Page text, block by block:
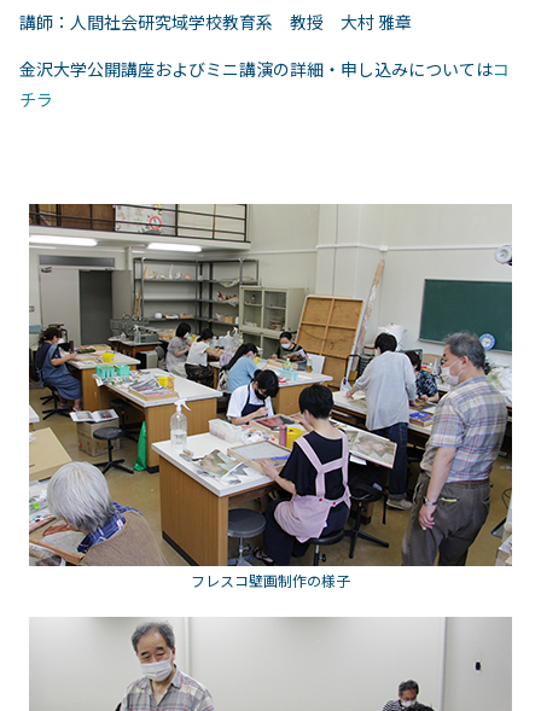
講師：人間社会研究域学校教育系 教授 大村 雅章
金沢大学公開講座およびミニ講演の詳細・申し込みについてはコ
チラ
フレスコ壁画制作の様子